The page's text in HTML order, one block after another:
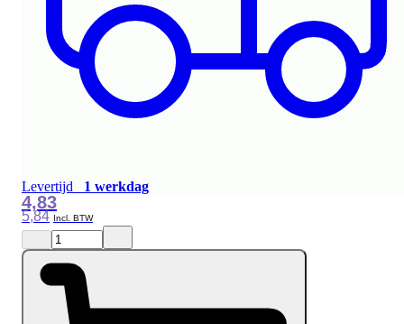
Levertijd 1 werkdag
5,84
4,83